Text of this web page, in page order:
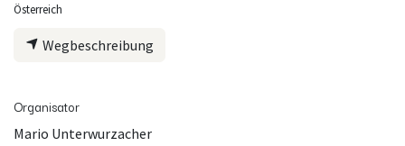
Österreich
Wegbeschreibung
Organisator
Mario Unterwurzacher